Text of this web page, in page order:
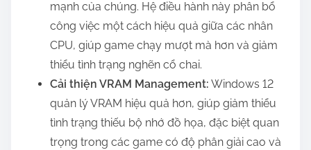
mạnh của chúng. Hệ điều hành này phân bổ
công việc một cách hiệu quả giữa các nhân
CPU, giúp game chạy mượt mà hơn và giảm
thiểu tình trạng nghẽn cổ chai.
Cải thiện VRAM Management: Windows 12
quản lý VRAM hiệu quả hơn, giúp giảm thiểu
tình trạng thiếu bộ nhớ đồ họa, đặc biệt quan
trọng trong các game có độ phân giải cao và